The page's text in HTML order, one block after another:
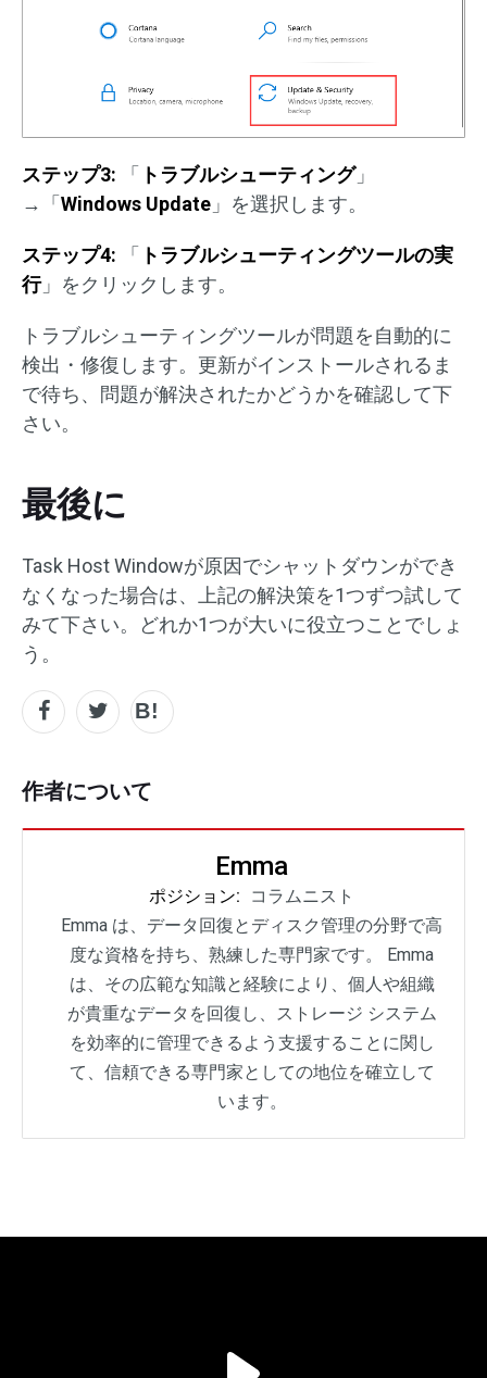
ステップ3: 「 トラブルシューティング」
→「Windows Update 」を選択します。
ステップ4: 「 トラブルシューティングツールの実
行」をクリックします。
トラブルシューティングツールが問題を自動的に
検出・修復します。更新がインストールされるま
で待ち、問題が解決されたかどうかを確認して下
さい。
最後に
Task Host Windowが原因でシャットダウンができ
なくなった場合は、上記の解決策を1つずつ試して
みて下さい。どれか1つが大いに役立つことでしょ
う。
作者について
Emma
ポジション:
コラムニスト
Emma は、データ回復とディスク管理の分野で高
度な資格を持ち、熟練した専門家です。 Emma
は、その広範な知識と経験により、個人や組織
が貴重なデータを回復し、ストレージ システム
を効率的に管理できるよう支援することに関し
て、信頼できる専門家としての地位を確立して
います。